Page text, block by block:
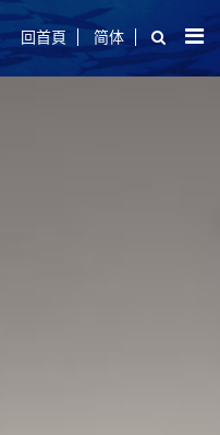
回首頁 简体